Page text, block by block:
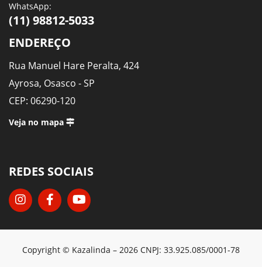
WhatsApp:
(11) 98812-5033
ENDEREÇO
Rua Manuel Hare Peralta, 424
Ayrosa, Osasco - SP
CEP: 06290-120
Veja no mapa
REDES SOCIAIS
Copyright © Kazalinda – 2026 CNPJ: 33.925.085/0001-78